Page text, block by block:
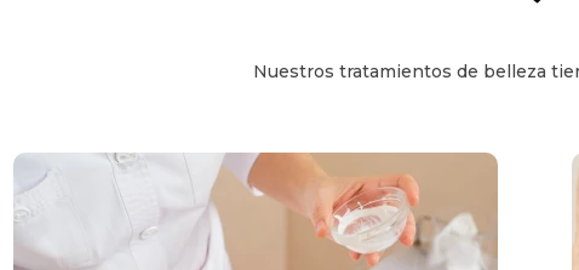
Nuestros tratamientos de belleza